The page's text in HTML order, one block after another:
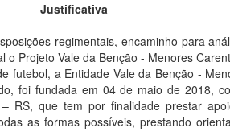
Justificativa
regimentais, encaminho para
o Projeto Vale da Benção - Menores
futebol, a Entidade Vale da Benção -
foi fundada em 04 de maio de 2018,
RS, que tem por finalidade prestar
as formas possíveis, prestando